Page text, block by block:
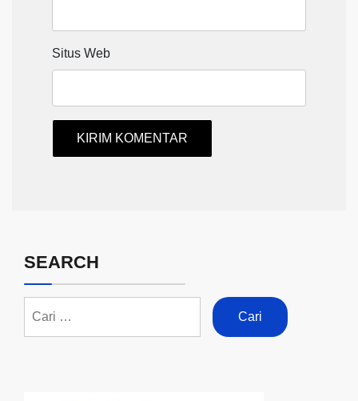
Situs Web
SEARCH